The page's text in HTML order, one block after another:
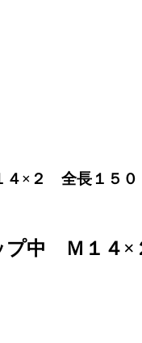
×２ 全長１５
中 Ｍ１４